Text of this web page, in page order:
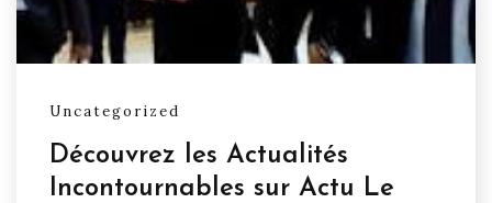
Uncategorized
Découvrez les Actualités
Incontournables sur Actu Le